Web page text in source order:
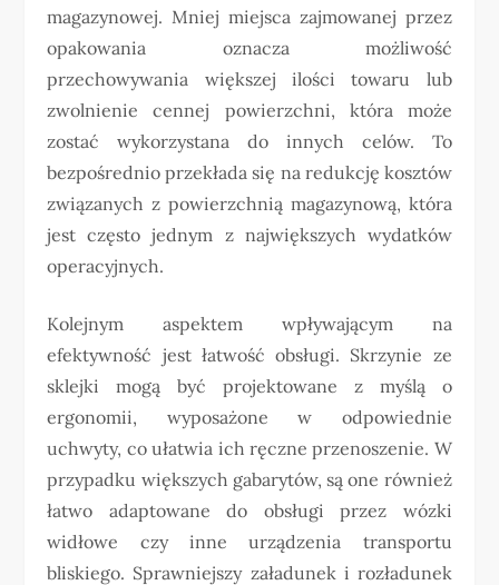
magazynowej. Mniej miejsca zajmowanej przez
opakowania oznacza możliwość
przechowywania większej ilości towaru lub
zwolnienie cennej powierzchni, która może
zostać wykorzystana do innych celów. To
bezpośrednio przekłada się na redukcję kosztów
związanych z powierzchnią magazynową, która
jest często jednym z największych wydatków
operacyjnych.
Kolejnym aspektem wpływającym na
efektywność jest łatwość obsługi. Skrzynie ze
sklejki mogą być projektowane z myślą o
ergonomii, wyposażone w odpowiednie
uchwyty, co ułatwia ich ręczne przenoszenie. W
przypadku większych gabarytów, są one również
łatwo adaptowane do obsługi przez wózki
widłowe czy inne urządzenia transportu
bliskiego. Sprawniejszy załadunek i rozładunek